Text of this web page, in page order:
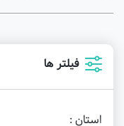
فیلتر ها
استان :